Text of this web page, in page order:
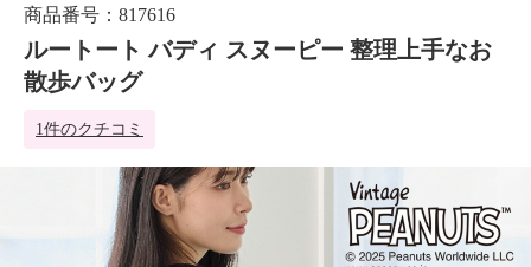
商品番号：817616
ルートート バディ スヌーピー 整理上手なお
散歩バッグ
1件のクチコミ